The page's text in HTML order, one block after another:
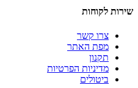
שירות לקוחות
צרו קשר
מפת האתר
תקנון
מדיניות הפרטיות
ביטולים